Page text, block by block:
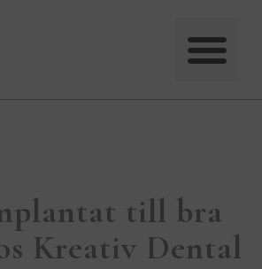
till bra
Kreativ Dental